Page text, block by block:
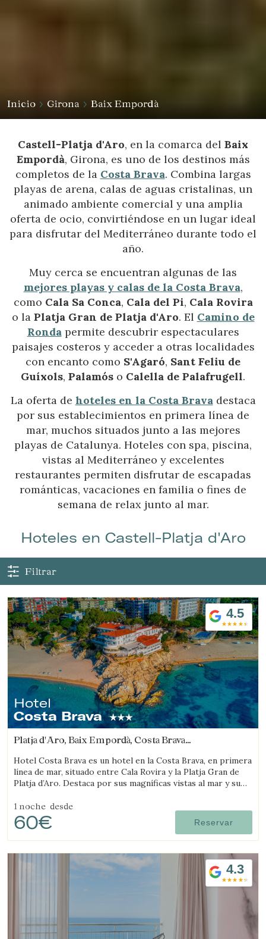
Inicio Girona Baix Empordà
Castell-Platja d'Aro, en la comarca del Baix
Empordà, Girona, es uno de los destinos más
completos de la Costa Brava. Combina largas
playas de arena, calas de aguas cristalinas, un
animado ambiente comercial y una amplia
oferta de ocio, convirtiéndose en un lugar ideal
para disfrutar del Mediterráneo durante todo el
año.
Muy cerca se encuentran algunas de las
mejores playas y calas de la Costa Brava,
como Cala Sa Conca, Cala del Pi, Cala Rovira
o la Platja Gran de Platja d'Aro. El Camino de
Rondapermite descubrir espectaculares
paisajes costeros y acceder a otras localidades
con encanto como S'Agaró, Sant Feliu de
Guíxols, Palamós o Calella de Palafrugell.
La oferta de hoteles en la Costa Bravadestaca
por sus establecimientos en primera línea de
mar, muchos situados junto a las mejores
playas de Catalunya. Hoteles con spa, piscina,
vistas al Mediterráneo y excelentes
restaurantes permiten disfrutar de escapadas
románticas, vacaciones en familia o fines de
semana de relax junto al mar.
Hoteles en Castell-Platja d'Aro
Filtrar
4.5
Hotel
Costa Brava
Platja d'Aro, Baix Empordà, Costa Brava
Hotel Costa Brava es un hotel en la Costa Brava, en primera
línea de mar, situado entre Cala Rovira y la Platja Gran de
Platja d’Aro. Destaca por sus magníficas vistas al mar y su
1 noche desde
60€ Reservar
4.3